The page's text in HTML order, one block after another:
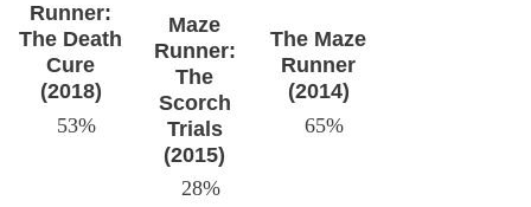
Runner:
The Death
Cure
(2018)
53%
Maze
Runner:
The
Scorch
Trials
(2015)
28%
The Maze
Runner
(2014)
65%